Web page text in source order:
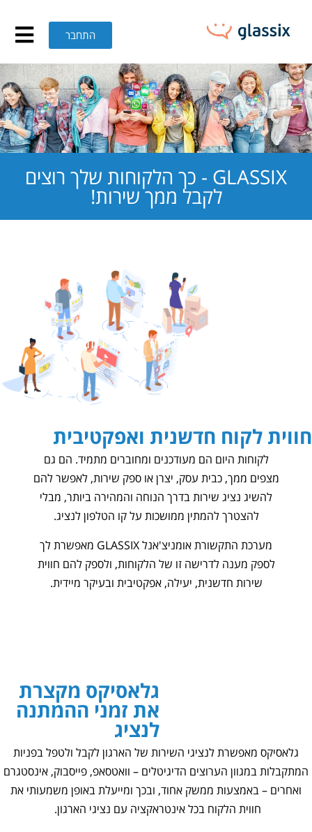
שירות לקוחות – GLASSIX התחבר
GLASSIX - כך הלקוחות שלך רוצים
לקבל ממך שירות!
תמיד יש נציג זמין..
חווית לקוח חדשנית ואפקטיבית
לקוחות היום הם מעודכנים ומחוברים מתמיד. הם גם
מצפים ממך, כבית עסק, יצרן או ספק שירות, לאפשר להם
להשיג נציג שירות בדרך הנוחה והמהירה ביותר, מבלי
להצטרך להמתין ממושכות על קו הטלפון לנציג.
מערכת התקשורת אומניצ'אנל GLASSIX מאפשרת לך
לספק מענה לדרישה זו של הלקוחות, ולספק להם חווית
שירות חדשנית, יעילה, אפקטיבית ובעיקר מיידית.
גלאסיקס מקצרת
את זמני ההמתנה
לנציג
גלאסיקס מאפשרת לנציגי השירות של הארגון לקבל ולטפל בפניות
המתקבלות במגוון הערוצים הדיגיטלים – וואטסאפ, פייסבוק, אינסטגרם
ואחרים – באמצעות ממשק אחוד, ובכך ומייעלת באופן משמעותי את
חווית הלקוח בכל אינטראקציה עם נציגי הארגון.